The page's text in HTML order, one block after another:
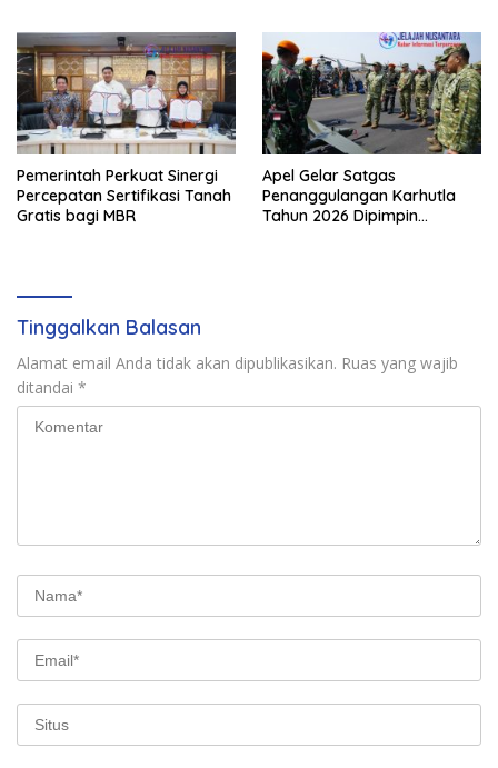
Pemerintah Perkuat Sinergi
Percepatan Sertifikasi Tanah
Gratis bagi MBR
Apel Gelar Satgas
Penanggulangan Karhutla
Tahun 2026 Dipimpin
Tinggalkan Balasan
Alamat email Anda tidak akan dipublikasikan. Ruas yang wajib
ditandai *